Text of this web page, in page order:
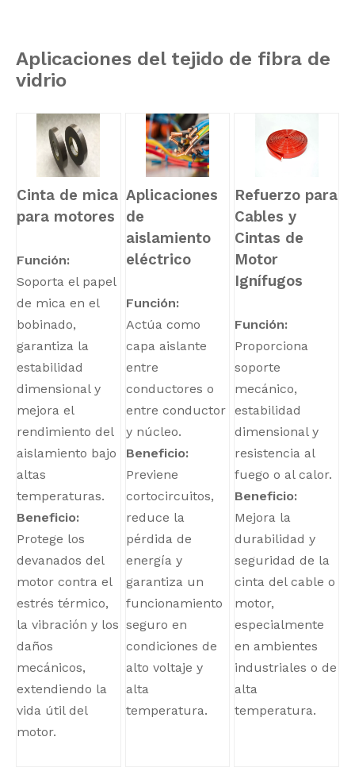
Aplicaciones del tejido de fibra de
vidrio
Cinta de mica
para motores
Función:
Soporta el papel
de mica en el
bobinado,
garantiza la
estabilidad
dimensional y
mejora el
rendimiento del
aislamiento bajo
altas
temperaturas.
Beneficio:
Protege los
devanados del
motor contra el
estrés térmico,
la vibración y los
daños
mecánicos,
extendiendo la
vida útil del
motor.
Aplicaciones
de
aislamiento
eléctrico
Función:
Actúa como
capa aislante
entre
conductores o
entre conductor
y núcleo.
Beneficio:
Previene
cortocircuitos,
reduce la
pérdida de
energía y
garantiza un
funcionamiento
seguro en
condiciones de
alto voltaje y
alta
temperatura.
Refuerzo para
Cables y
Cintas de
Motor
Ignífugos
Función:
Proporciona
soporte
mecánico,
estabilidad
dimensional y
resistencia al
fuego o al calor.
Beneficio:
Mejora la
durabilidad y
seguridad de la
cinta del cable o
motor,
especialmente
en ambientes
industriales o de
alta
temperatura.